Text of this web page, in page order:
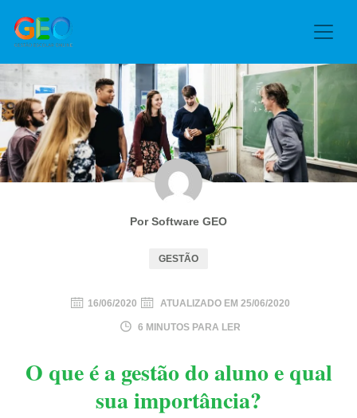
Por Software GEO
GESTÃO
16/06/2020 ATUALIZADO EM 25/06/2020
6 MINUTOS PARA LER
O que é a gestão do aluno e qual
sua importância?